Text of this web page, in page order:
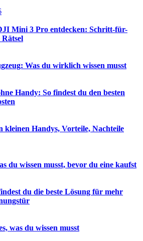
Mini 3 Pro entdecken: Schritt-für-
Was du wirklich wissen musst
Handy: So findest du den besten
kleinen Handys, Vorteile, Nachteile
du wissen musst, bevor du eine kaufst
du die beste Lösung für mehr
was du wissen musst